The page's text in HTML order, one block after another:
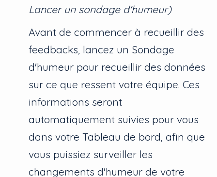
Lancer un sondage d'humeur)
Avant de commencer à recueillir des
feedbacks, lancez un Sondage
d'humeur pour recueillir des données
sur ce que ressent votre équipe. Ces
informations seront
automatiquement suivies pour vous
dans votre Tableau de bord, afin que
vous puissiez surveiller les
changements d'humeur de votre